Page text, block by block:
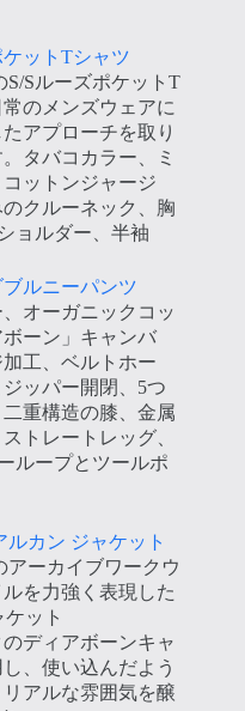
ットTシャツ
S/SルーズポケットT
のメンズウェアに
アプローチを取り
タバコカラー、ミ
ットンジャージ
クルーネック、胸
ョルダー、半袖
ルニーパンツ
オーガニックコッ
ボーン」キャンバ
工、ベルトホー
ッパー開閉、5つ
重構造の膝、金属
トレートレッグ、
ループとツールポ
ルカン ジャケット
アーカイブワークウ
を力強く表現した
ケット
ディアボーンキャ
、使い込んだよう
アルな雰囲気を醸